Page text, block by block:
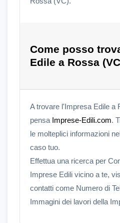
Come posso
Edile a Rossa
A trovare l'Impresa Edile a
pensa Imprese-Edili.com.
le molteplici informazioni
caso tuo.
Effettua una ricerca per
Imprese Edili vicino a te,
contatti come Numero di
Immagini dei lavori della